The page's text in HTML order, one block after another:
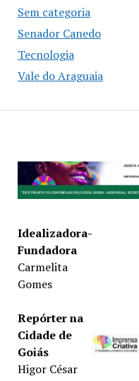
Sem categoria
Senador Canedo
Tecnologia
Vale do Araguaia
Idealizadora-
Fundadora
Carmelita
Gomes
Repórter na
Cidade de
Goiás
Higor César